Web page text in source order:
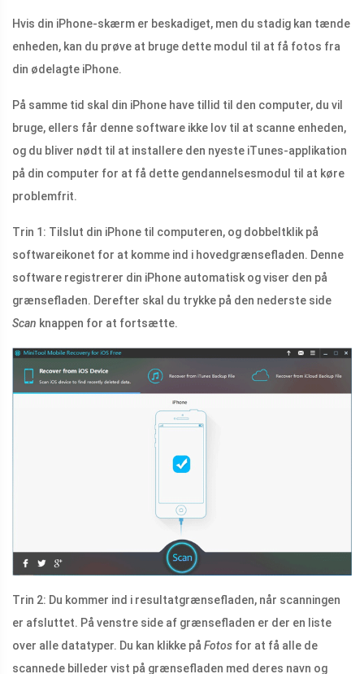
Hvis din iPhone-skærm er beskadiget, men du stadig kan tænde
enheden, kan du prøve at bruge dette modul til at få fotos fra
din ødelagte iPhone.
På samme tid skal din iPhone have tillid til den computer, du vil
bruge, ellers får denne software ikke lov til at scanne enheden,
og du bliver nødt til at installere den nyeste iTunes-applikation
på din computer for at få dette gendannelsesmodul til at køre
problemfrit.
Trin 1: Tilslut din iPhone til computeren, og dobbeltklik på
softwareikonet for at komme ind i hovedgrænsefladen. Denne
software registrerer din iPhone automatisk og viser den på
grænsefladen. Derefter skal du trykke på den nederste side
Scan knappen for at fortsætte.
Trin 2: Du kommer ind i resultatgrænsefladen, når scanningen
er afsluttet. På venstre side af grænsefladen er der en liste
over alle datatyper. Du kan klikke på Fotos for at få alle de
scannede billeder vist på grænsefladen med deres navn og